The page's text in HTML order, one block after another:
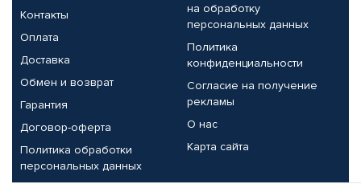
Контакты
Оплата
Доставка
Обмен и возврат
Гарантия
Договор-оферта
Политика обработки
персональных данных
на обработку
персональных данных
Политика
конфиденциальности
Согласие на получение
рекламы
О нас
Карта сайта